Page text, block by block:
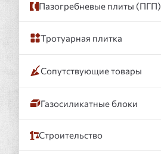
Пазогребневые плиты (ПГП)
Тротуарная плитка
Сопутствующие товары
Газосиликатные блоки
Строительство